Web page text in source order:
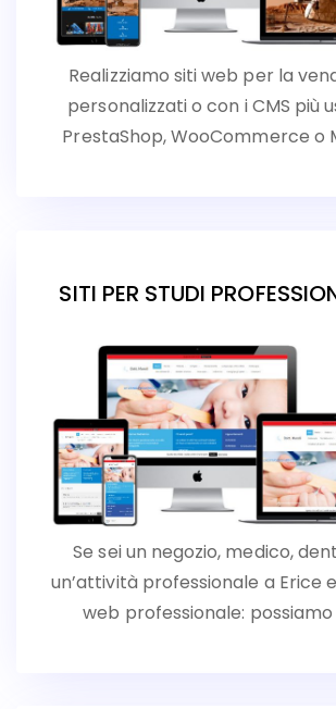
Realizziamo siti web per la
personalizzati o con i CMS più
PrestaShop, WooCommerce o
SITI PER STUDI
Se sei un negozio, medico,
un’attività professionale a Erice
web professionale: